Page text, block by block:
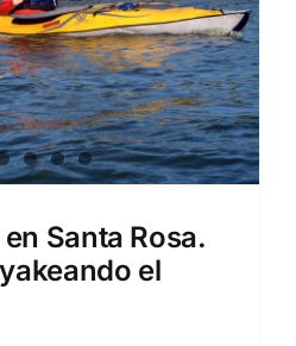
Santa Rosa.
el